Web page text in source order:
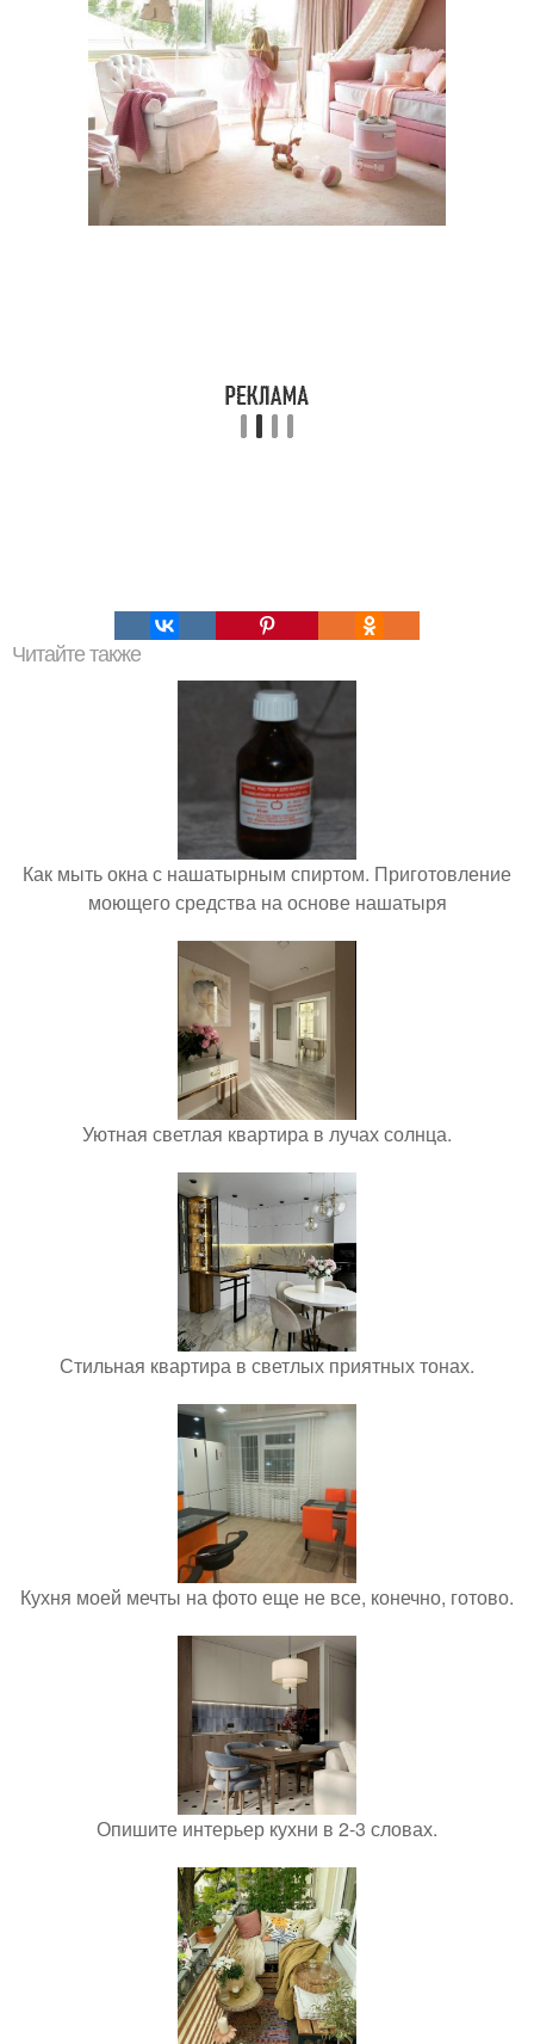
Читайте также
Как мыть окна с нашатырным спиртом. Приготовление
моющего средства на основе нашатыря
Уютная светлая квартира в лучах солнца.
Стильная квартира в светлых приятных тонах.
Кухня моей мечты на фото еще не все, конечно, готово.
Опишите интерьер кухни в 2-3 словах.